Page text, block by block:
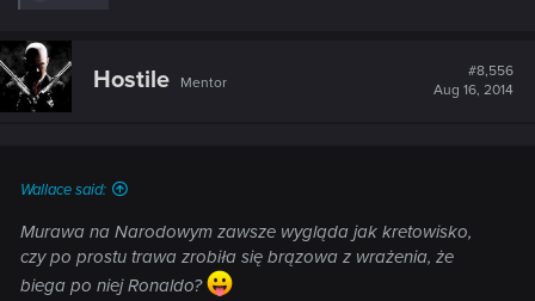
c
t
i
o
Hostile Mentor
#8,556
Aug 16, 2014
Wallace said:
Murawa na Narodowym zawsze wygląda jak kretowisko,
czy po prostu trawa zrobiła się brązowa z wrażenia, że
biega po niej Ronaldo?